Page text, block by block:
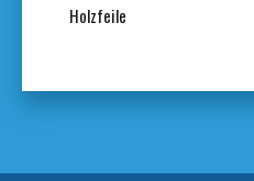
Holzfeile